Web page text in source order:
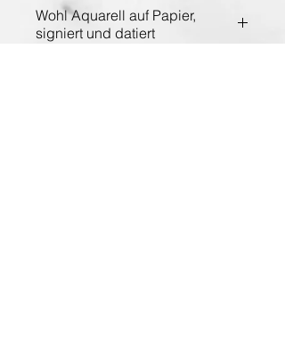
Wohl Aquarell auf Papier,
signiert und datiert